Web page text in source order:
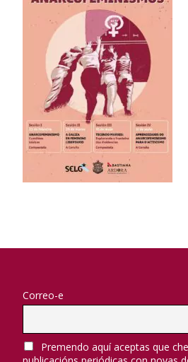
Correo-e
Premendo aquí aceptas que